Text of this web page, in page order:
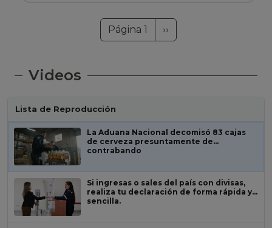
Paginación Página 1 Siguiente página
››
Videos
Lista de Reproducción
La Aduana Nacional decomisó 83 cajas
de cerveza presuntamente de
contrabando
Si ingresas o sales del país con divisas,
realiza tu declaración de forma rápida y
sencilla.